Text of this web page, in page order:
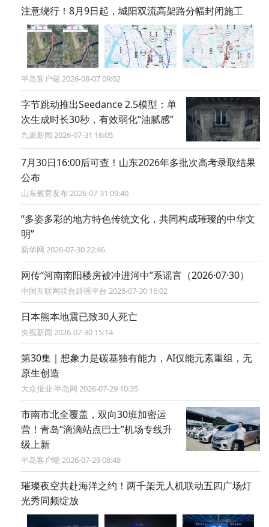
注意绕行！8月9日起，城阳双流高架路分幅封闭施工
半岛客户端 2026-08-07 09:02
字节跳动推出Seedance 2.5模型：单
次生成时长30秒，有效弱化“油腻感”
九派新闻 2026-07-31 16:05
7月30日16:00后可查！山东2026年多批次高考录取结果
公布
山东教育发布 2026-07-31 09:40
“多姿多彩的地方特色传统文化，共同构成璀璨的中华文
明”
新华网 2026-07-30 22:46
网传“河南南阳楼房被冲进河中”系谣言（2026·07·30）
中国互联网联合辟谣平台 2026-07-30 16:02
日本熊本地震已致30人死亡
央视新闻 2026-07-30 15:14
第30集｜想象力是碳基独有能力，AI仅能元素重组，无
原生创造
大众报业·半岛网 2026-07-29 10:35
市南市北全覆盖，双向30班加密运
营！青岛“滴滴站点巴士”机场专线升
级上新
半岛客户端 2026-07-29 08:48
璀璨夜空共赴海洋之约！两千架无人机联动五四广场灯
光秀同频绽放